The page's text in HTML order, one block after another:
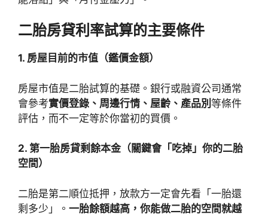
二胎房貸利率試算的主要條件
1. 房屋目前的市值（鑑價金額）
房屋市值是二胎試算的基礎。銀行或融資公司通常
會參考實價登錄、周邊行情、屋齡、產品別 等條件
評估，而不一定等於你當初的買價。
2. 第一胎房貸剩餘本金（關鍵會「吃掉」你的二胎
空間）
二胎是第二順位抵押，放款方一定會先看「一胎還
剩多少」。 一胎餘額越高，你能做二胎的空間就越